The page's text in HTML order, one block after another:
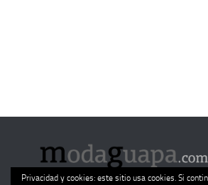
Privacidad y cookies: este sitio usa cookies. Si